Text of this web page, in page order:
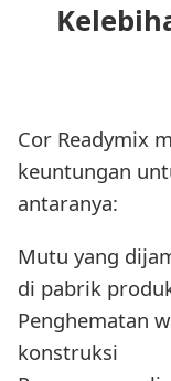
Cor Readymix
keuntungan
antaranya:
Mutu yang
di pabrik
Penghematan
konstruksi